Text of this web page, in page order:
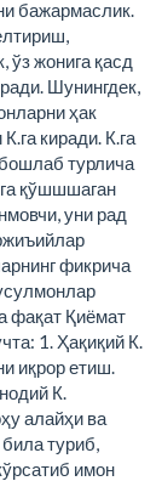
бажармаслик.
ўз жонига қасд
Шунингдек,
ҳак
киради. К.га
турлича
қўшшшаган
уни рад
фикрича
фақат Қиёмат
1. Ҳақиқий К.
иқрор етиш.
К.
алайҳи ва
туриб,
имон